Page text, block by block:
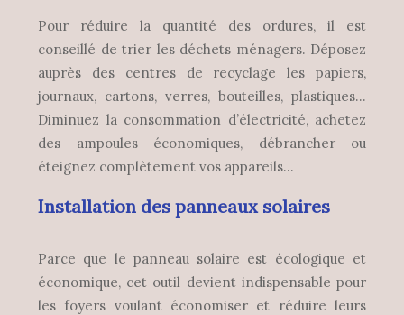
Pour réduire la quantité des ordures, il est
conseillé de trier les déchets ménagers. Déposez
auprès des centres de recyclage les papiers,
journaux, cartons, verres, bouteilles, plastiques…
Diminuez la consommation d’électricité, achetez
des ampoules économiques, débrancher ou
éteignez complètement vos appareils…
Installation des panneaux solaires
Parce que le panneau solaire est écologique et
économique, cet outil devient indispensable pour
les foyers voulant économiser et réduire leurs